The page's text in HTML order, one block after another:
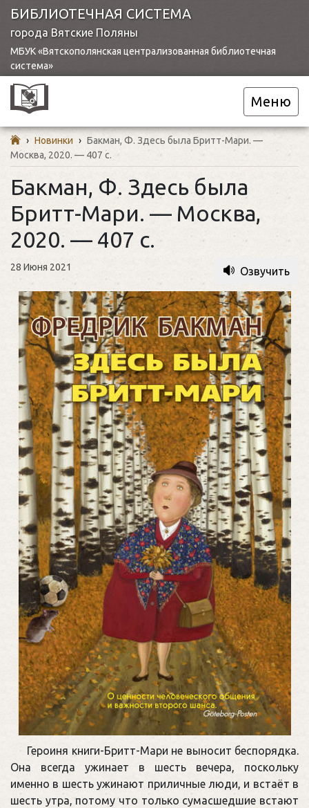
БИБЛИОТЕЧНАЯ СИСТЕМА
города Вятские Поляны
МБУК «Вятскополянская централизованная библиотечная
система»
Меню
› Новинки › Бакман, Ф. Здесь была Бритт-Мари. —
Москва, 2020. — 407 с.
Бакман, Ф. Здесь была
Бритт-Мари. — Москва,
2020. — 407 с.
28 Июня 2021 Озвучить
Героиня книги-Бритт-Мари не выносит беспорядка.
Она всегда ужинает в шесть вечера, поскольку
именно в шесть ужинают приличные люди, и встаёт в
шесть утра, потому что только сумасшедшие встают